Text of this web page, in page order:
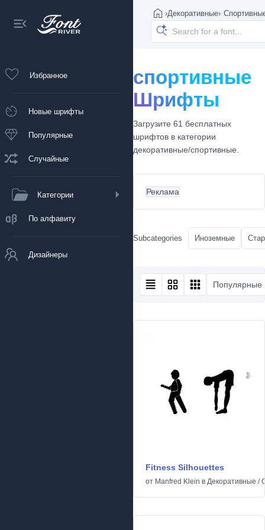
Избранное
Новые шрифты
Популярные
Случайные
Категории
По алфавиту
Дизайнеры
›Декоративные›
спортивные
Шрифты
Загрузите 61 бесплатных
шрифтов в категории
декоративные/спортивные.
Реклама
Subcategories Иноземные
Популярные
Fitness Silhouettes
от Manfred Klein в Декоративные /